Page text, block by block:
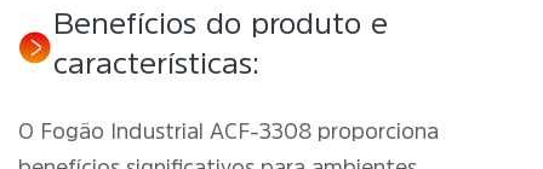
Benefícios do produto e
características:
O Fogão Industrial ACF-3308 proporciona